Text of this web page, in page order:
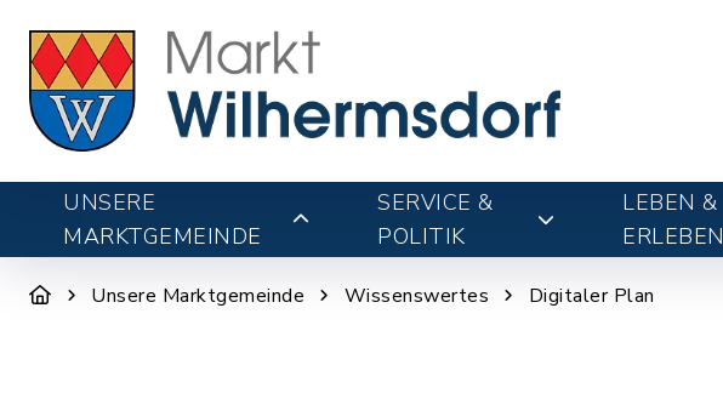
UNSERE
MARKTGEMEINDE
SERVICE &
POLITIK
LEBEN &
ERLEBEN
Unsere Marktgemeinde Wissenswertes Digitaler Plan